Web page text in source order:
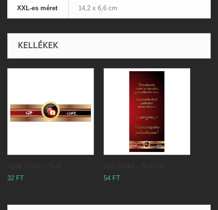
XXL-es méret 14,2 x 6,6 cm
KELLÉKEK
32 FT 54 FT